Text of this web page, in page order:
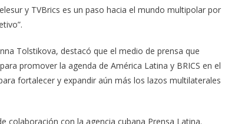
y TVBrics es un paso hacia el mundo multipolar por
Tolstikova, destacó que el medio de prensa que
promover la agenda de América Latina y BRICS en el
fortalecer y expandir aún más los lazos multilaterales
colaboración con la agencia cubana Prensa Latina.